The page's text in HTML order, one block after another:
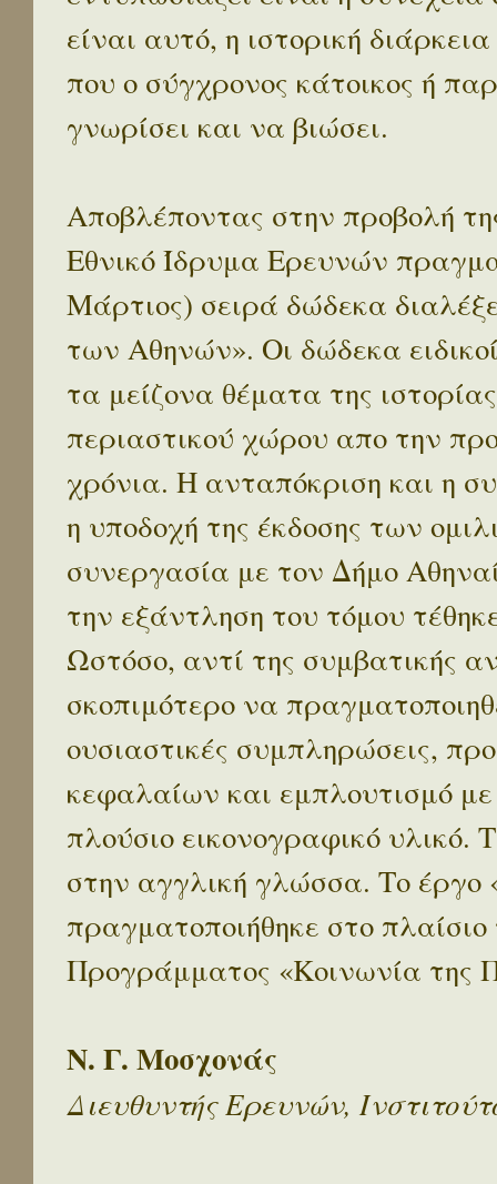
είναι αυτό, η ιστορική
που ο σύγχρονος κάτοικος ή
γνωρίσει και να βιώσει.
Αποβλέποντας στην προβολή
Εθνικό Ίδρυμα Ερευνών
Μάρτιος) σειρά δώδεκα
των Αθηνών». Οι δώδεκα
τα μείζονα θέματα της
περιαστικού χώρου απο την
χρόνια. Η ανταπόκριση και η
η υποδοχή της έκδοσης των
συνεργασία με τον Δήμο
την εξάντληση του τόμου
Ωστόσο, αντί της συμβατικής
σκοπιμότερο να
ουσιαστικές συμπληρώσεις,
κεφαλαίων και εμπλουτισμό
πλούσιο εικονογραφικό
στην αγγλική γλώσσα. Το
πραγματοποιήθηκε στο
Προγράμματος «Κοινωνία της
Ν. Γ. Μοσχονάς
Διευθυντής Ερευνών,